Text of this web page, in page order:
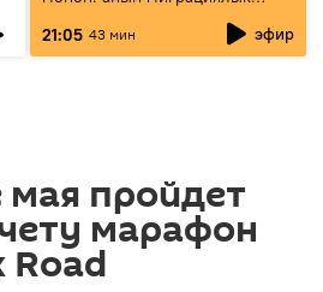
жолу эмнеден кабар берет?
21:05 43 мин эфир
мая пройдет
марафон
Road